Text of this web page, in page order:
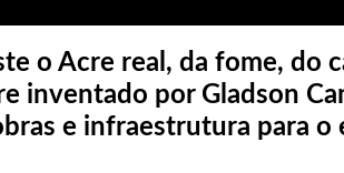
o Acre real, da fome, do
inventado por Gladson
e infraestrutura para o